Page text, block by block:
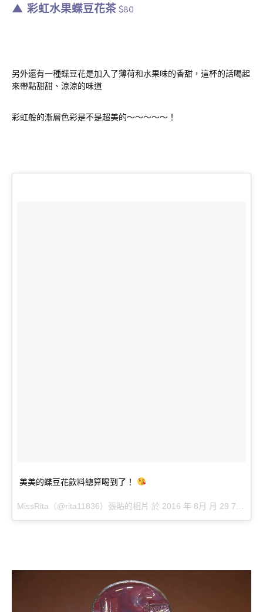
▲ 彩虹水果蝶豆花茶 $80
另外還有一種蝶豆花是加入了薄荷和水果味的香甜，這杯的話喝起
來帶點甜甜、涼涼的味道
彩虹般的漸層色彩是不是超美的～～～～～！
美美的蝶豆花飲料總算喝到了！